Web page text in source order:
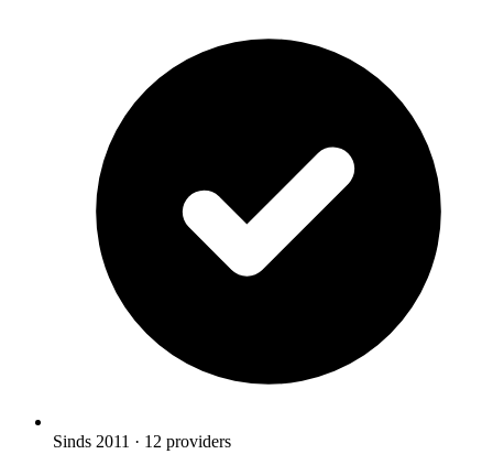
Sinds 2011 · 12 providers